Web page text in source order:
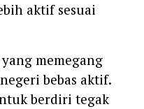
aktif sesuai
memegang
bebas aktif.
berdiri tegak